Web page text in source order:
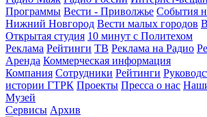
Программы Вести - Приволжье События
Нижний Новгород Вести малых городов
Открытая студия 10 минут с Политехом
Реклама Рейтинги ТВ Реклама на Радио
Аренда Коммерческая информация
Компания Сотрудники Рейтинги
истории ГТРК Проекты Пресса о нас
Музей
Сервисы Архив